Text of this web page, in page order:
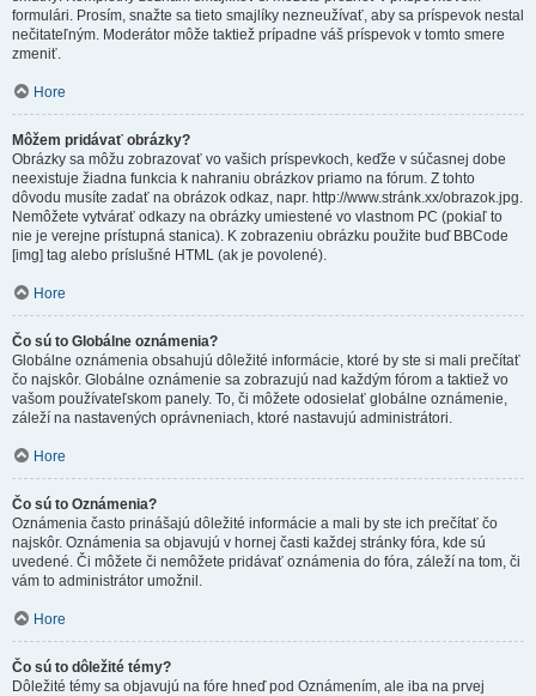
formulári. Prosím, snažte sa tieto smajlíky nezneužívať, aby sa príspevok nestal
nečitateľným. Moderátor môže taktiež prípadne váš príspevok v tomto smere
zmeniť.
Hore
Môžem pridávať obrázky?
Obrázky sa môžu zobrazovať vo vašich príspevkoch, keďže v súčasnej dobe
neexistuje žiadna funkcia k nahraniu obrázkov priamo na fórum. Z tohto
dôvodu musíte zadať na obrázok odkaz, napr. http://www.stránk.xx/obrazok.jpg.
Nemôžete vytvárať odkazy na obrázky umiestené vo vlastnom PC (pokiaľ to
nie je verejne prístupná stanica). K zobrazeniu obrázku použite buď BBCode
[img] tag alebo príslušné HTML (ak je povolené).
Hore
Čo sú to Globálne oznámenia?
Globálne oznámenia obsahujú dôležité informácie, ktoré by ste si mali prečítať
čo najskôr. Globálne oznámenie sa zobrazujú nad každým fórom a taktiež vo
vašom používateľskom panely. To, či môžete odosielať globálne oznámenie,
záleží na nastavených oprávneniach, ktoré nastavujú administrátori.
Hore
Čo sú to Oznámenia?
Oznámenia často prinášajú dôležité informácie a mali by ste ich prečítať čo
najskôr. Oznámenia sa objavujú v hornej časti každej stránky fóra, kde sú
uvedené. Či môžete či nemôžete pridávať oznámenia do fóra, záleží na tom, či
vám to administrátor umožnil.
Hore
Čo sú to dôležité témy?
Dôležité témy sa objavujú na fóre hneď pod Oznámením, ale iba na prvej